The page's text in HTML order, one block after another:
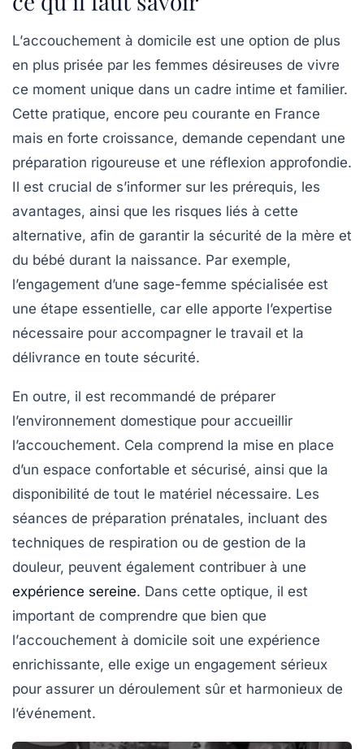
L’accouchement à domicile est une option de plus
en plus prisée par les femmes désireuses de vivre
ce moment unique dans un cadre intime et familier.
Cette pratique, encore peu courante en France
mais en forte croissance, demande cependant une
préparation rigoureuse et une réflexion approfondie.
Il est crucial de s’informer sur les prérequis, les
avantages, ainsi que les risques liés à cette
alternative, afin de garantir la sécurité de la mère et
du bébé durant la naissance. Par exemple,
l’engagement d’une sage-femme spécialisée est
une étape essentielle, car elle apporte l’expertise
nécessaire pour accompagner le travail et la
délivrance en toute sécurité.
En outre, il est recommandé de préparer
l’environnement domestique pour accueillir
l’accouchement. Cela comprend la mise en place
d’un espace confortable et sécurisé, ainsi que la
disponibilité de tout le matériel nécessaire. Les
séances de préparation prénatales, incluant des
techniques de respiration ou de gestion de la
douleur, peuvent également contribuer à une
expérience sereine. Dans cette optique, il est
important de comprendre que bien que
l’accouchement à domicile soit une expérience
enrichissante, elle exige un engagement sérieux
pour assurer un déroulement sûr et harmonieux de
l’événement.